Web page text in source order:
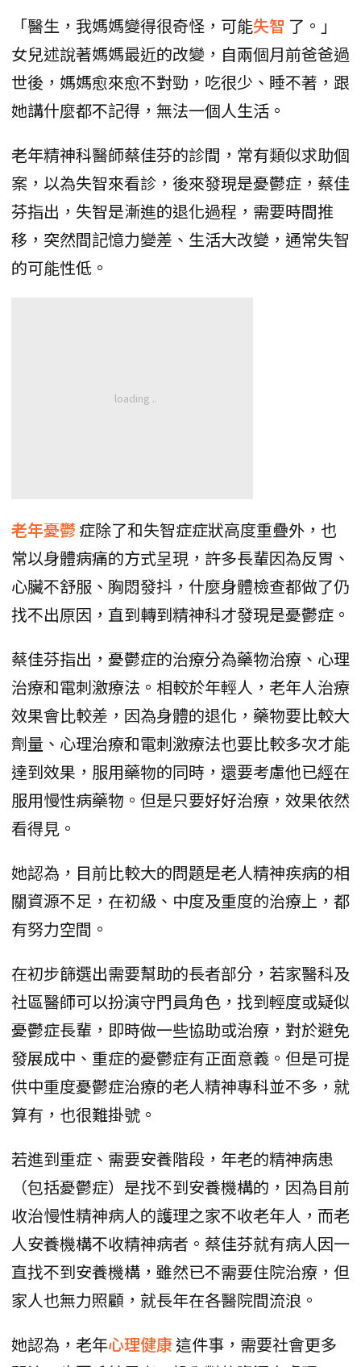
「醫生，我媽媽變得很奇怪，可能失智 了。」
女兒述說著媽媽最近的改變，自兩個月前爸爸過
世後，媽媽愈來愈不對勁，吃很少、睡不著，跟
她講什麼都不記得，無法一個人生活。
老年精神科醫師蔡佳芬的診間，常有類似求助個
案，以為失智來看診，後來發現是憂鬱症，蔡佳
芬指出，失智是漸進的退化過程，需要時間推
移，突然間記憶力變差、生活大改變，通常失智
的可能性低。
老年憂鬱 症除了和失智症症狀高度重疊外，也
常以身體病痛的方式呈現，許多長輩因為反胃、
心臟不舒服、胸悶發抖，什麼身體檢查都做了仍
找不出原因，直到轉到精神科才發現是憂鬱症。
蔡佳芬指出，憂鬱症的治療分為藥物治療、心理
治療和電刺激療法。相較於年輕人，老年人治療
效果會比較差，因為身體的退化，藥物要比較大
劑量、心理治療和電刺激療法也要比較多次才能
達到效果，服用藥物的同時，還要考慮他已經在
服用慢性病藥物。但是只要好好治療，效果依然
看得見。
她認為，目前比較大的問題是老人精神疾病的相
關資源不足，在初級、中度及重度的治療上，都
有努力空間。
在初步篩選出需要幫助的長者部分，若家醫科及
社區醫師可以扮演守門員角色，找到輕度或疑似
憂鬱症長輩，即時做一些協助或治療，對於避免
發展成中、重症的憂鬱症有正面意義。但是可提
供中重度憂鬱症治療的老人精神專科並不多，就
算有，也很難掛號。
若進到重症、需要安養階段，年老的精神病患
（包括憂鬱症）是找不到安養機構的，因為目前
收治慢性精神病人的護理之家不收老年人，而老
人安養機構不收精神病者。蔡佳芬就有病人因一
直找不到安養機構，雖然已不需要住院治療，但
家人也無力照顧，就長年在各醫院間流浪。
她認為，老年心理健康這件事，需要社會更多